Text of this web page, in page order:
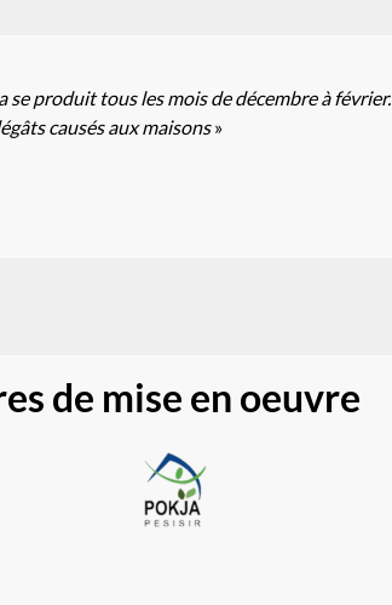
se produit tous les mois de décembre à février.
causés aux maisons»
de mise en oeuvre